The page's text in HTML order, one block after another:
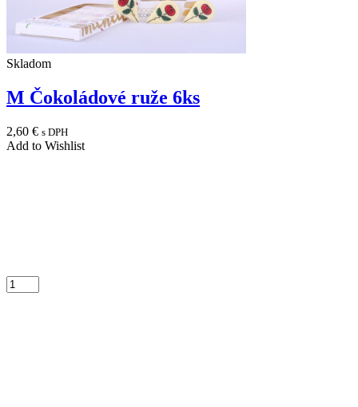
Skladom
M Čokoládové ruže 6ks
2,60 € s DPH
Add to Wishlist